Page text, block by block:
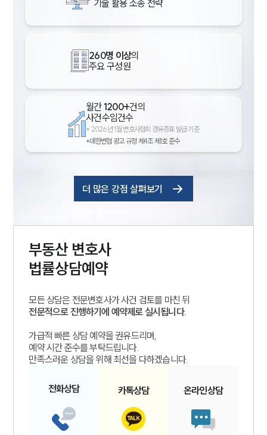
기술 활용 소송 전략
260명 이상의
주요 구성원
월간1200+건의
사건수임건수
* 2026년 1월 변호사협회 경유증표 발급 기준
*대한변협 광고 규정 제4조 제1호 준수
더 많은 강점 살펴보기
부동산 변호사
법률상담예약
모든 상담은 전문변호사가 사건 검토를 마친 뒤
전문적으로 진행하기에 예약제로 실시됩니다.
가급적 빠른 상담 예약을 권유드리며,
예약 시간 준수를 부탁드립니다.
만족스러운 상담을 위해 최선을 다하겠습니다.
전화상담 카톡상담 온라인상담